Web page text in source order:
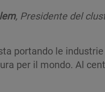
, Presidente del
portando le
per il mondo. Al